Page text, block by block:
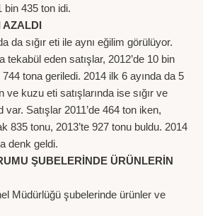
bin 435 ton idi.
AZALDI
da sığır eti ile aynı eğilim görülüyor.
tekabül eden satışlar, 2012’de 10 bin
tona geriledi. 2014 ilk 6 ayında da 5
ve kuzu eti satışlarında ise sığır ve
var. Satışlar 2011’de 464 ton iken,
835 tonu, 2013’te 927 tonu buldu. 2014
denk geldi.
ŞUBELERİNDE ÜRÜNLERİN
Müdürlüğü şubelerinde ürünler ve